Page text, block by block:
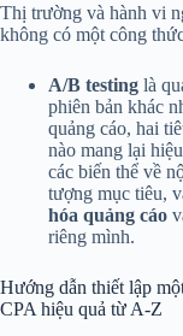
Thị trường và hành vi
không có một công
A/B testing là
phiên bản khác
quảng cáo, hai
nào mang lại
các biến thể về
tượng mục tiêu,
hóa quảng cáo
riêng mình.
Hướng dẫn thiết lập
CPA hiệu quả từ A-Z